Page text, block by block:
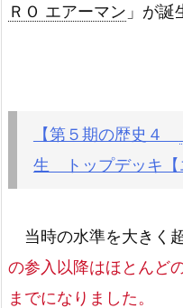
ＲＯ エアーマン 」が誕
【第５期の歴史４
生 トップデッキ【
当時の水準を大きく
の参入以降はほとんど
までになりました。